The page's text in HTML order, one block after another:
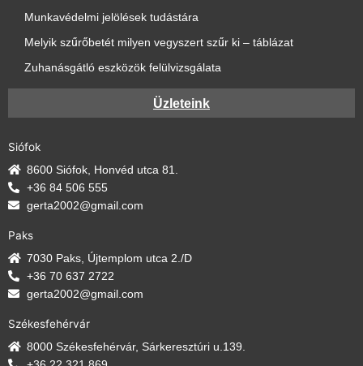
Munkavédelmi jelölések tudástára
Melyik szűrőbetét milyen vegyszert szűr ki – táblázat
Zuhanásgátló eszközök felülvizsgálata
Üzleteink
Siófok
8600 Siófok, Honvéd utca 81.
+36 84 506 555
gerta2002@gmail.com
Paks
7030 Paks, Újtemplom utca 2./D
+36 70 637 2722
gerta2002@gmail.com
Székesfehérvár
8000 Székesfehérvár, Sárkeresztúri u.139.